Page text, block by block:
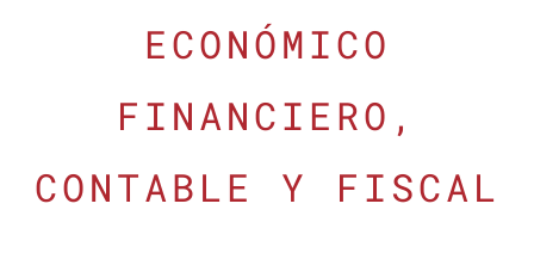
ECONÓMICO
FINANCIERO,
CONTABLE Y FISCAL